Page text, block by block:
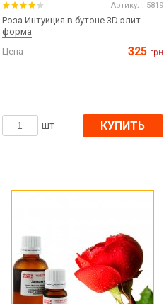
Артикул: 5819
Роза Интуиция в бутоне 3D элит-
форма
Цена
325 грн
шт КУПИТЬ